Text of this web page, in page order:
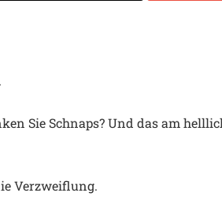
Sie Schnaps? Und das am
Verzweiflung.